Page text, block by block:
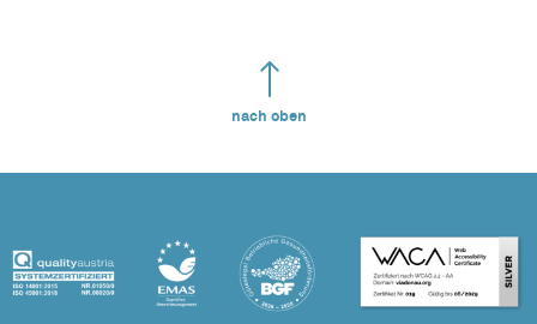
nach oben